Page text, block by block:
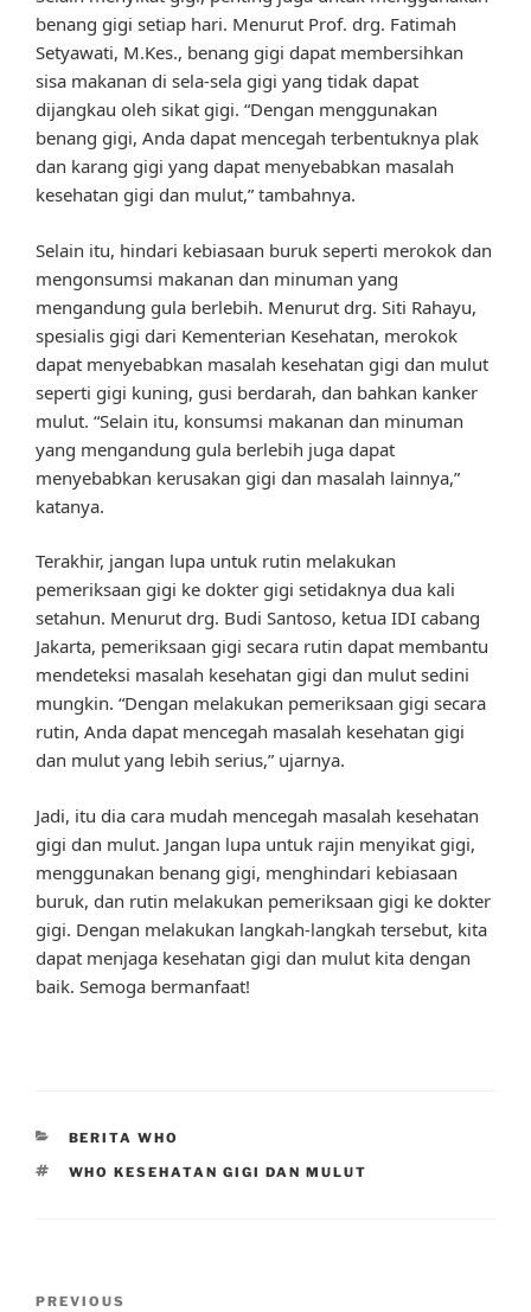
benang gigi setiap hari. Menurut Prof. drg. Fatimah
Setyawati, M.Kes., benang gigi dapat membersihkan
sisa makanan di sela-sela gigi yang tidak dapat
dijangkau oleh sikat gigi. “Dengan menggunakan
benang gigi, Anda dapat mencegah terbentuknya plak
dan karang gigi yang dapat menyebabkan masalah
kesehatan gigi dan mulut,” tambahnya.
Selain itu, hindari kebiasaan buruk seperti merokok dan
mengonsumsi makanan dan minuman yang
mengandung gula berlebih. Menurut drg. Siti Rahayu,
spesialis gigi dari Kementerian Kesehatan, merokok
dapat menyebabkan masalah kesehatan gigi dan mulut
seperti gigi kuning, gusi berdarah, dan bahkan kanker
mulut. “Selain itu, konsumsi makanan dan minuman
yang mengandung gula berlebih juga dapat
menyebabkan kerusakan gigi dan masalah lainnya,”
katanya.
Terakhir, jangan lupa untuk rutin melakukan
pemeriksaan gigi ke dokter gigi setidaknya dua kali
setahun. Menurut drg. Budi Santoso, ketua IDI cabang
Jakarta, pemeriksaan gigi secara rutin dapat membantu
mendeteksi masalah kesehatan gigi dan mulut sedini
mungkin. “Dengan melakukan pemeriksaan gigi secara
rutin, Anda dapat mencegah masalah kesehatan gigi
dan mulut yang lebih serius,” ujarnya.
Jadi, itu dia cara mudah mencegah masalah kesehatan
gigi dan mulut. Jangan lupa untuk rajin menyikat gigi,
menggunakan benang gigi, menghindari kebiasaan
buruk, dan rutin melakukan pemeriksaan gigi ke dokter
gigi. Dengan melakukan langkah-langkah tersebut, kita
dapat menjaga kesehatan gigi dan mulut kita dengan
baik. Semoga bermanfaat!
CATEGORIES
BERITA WHO
TAGS
WHO KESEHATAN GIGI DAN MULUT
Previous
PREVIOUS